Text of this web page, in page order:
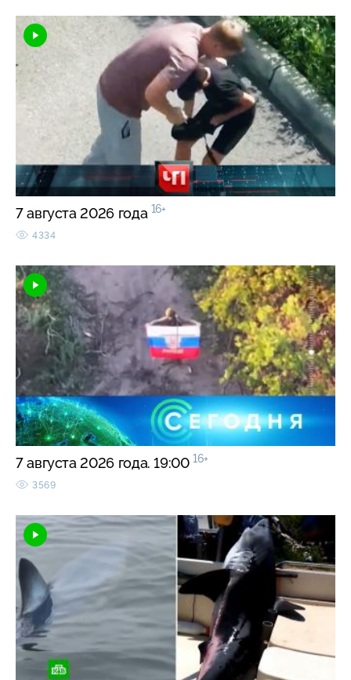
7 августа 2026 года 16+
4334
7 августа 2026 года. 19:00 16+
3569